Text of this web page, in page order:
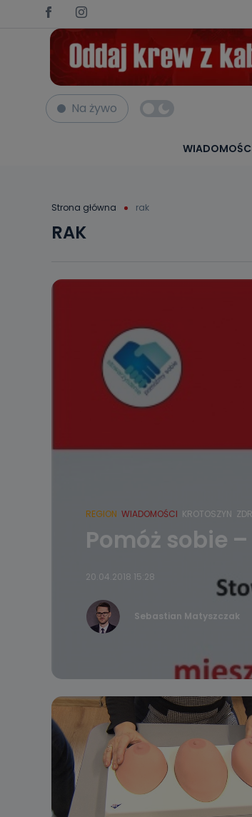
Na żywo
Strona główna rak
RAK
REGION WIADOMOŚCI KROTOSZYN
Pomóż sobie
20.04.2018 15:28
Sebastian Matyszczak